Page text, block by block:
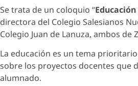
Se trata de un coloquio “
directora del Colegio Salesianos
Colegio Juan de Lanuza, ambos de
La educación es un tema
sobre los proyectos docentes que
alumnado.